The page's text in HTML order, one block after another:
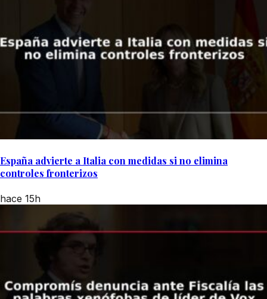
España advierte a Italia con medidas si no elimina
controles fronterizos
hace 15h